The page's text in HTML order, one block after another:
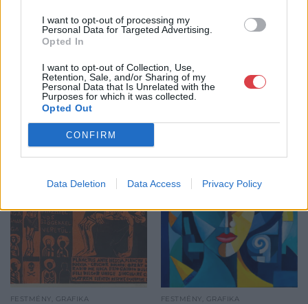
I want to opt-out of processing my
Personal Data for Targeted Advertising.
Opted In
I want to opt-out of Collection, Use,
Retention, Sale, and/or Sharing of my
Personal Data that Is Unrelated with the
Purposes for which it was collected.
Opted Out
CONFIRM
Data Deletion Data Access Privacy Policy
KAPCSOLÓDÓ MŰTÁRGYAK
FESTMÉNY, GRAFIKA FESTMÉNY, GRAFIKA